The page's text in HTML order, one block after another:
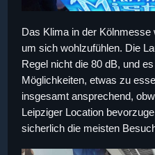
Das Klima in der Kölnmesse
um sich wohlzufühlen. Die
Regel nicht die 80 dB, und
Möglichkeiten, etwas zu
insgesamt ansprechend,
Leipziger Location
sicherlich die meisten